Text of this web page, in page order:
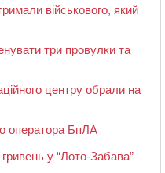
військового, який
три провулки та
центру обрали на
оператора БпЛА
у “Лото-Забава”